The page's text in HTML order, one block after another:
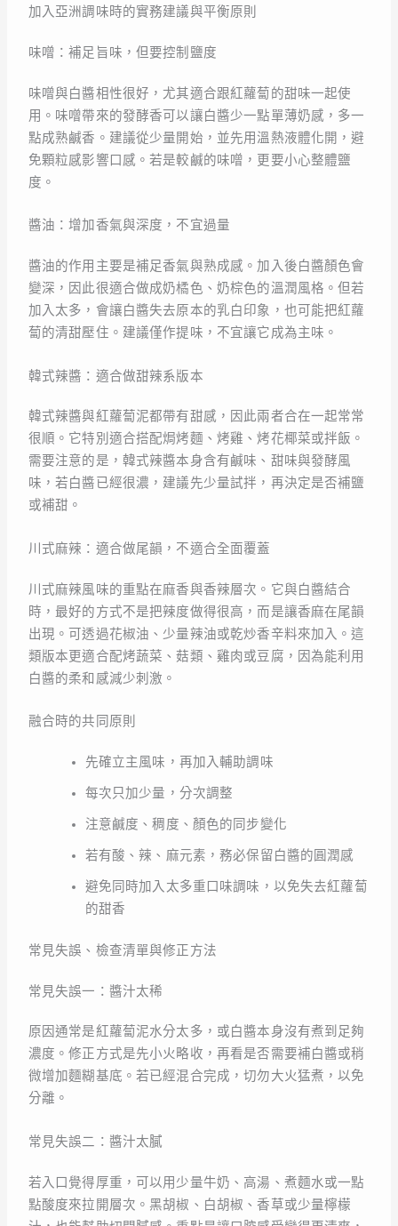
加入亞洲調味時的實務建議與平衡原則
味噌：補足旨味，但要控制鹽度
味噌與白醬相性很好，尤其適合跟紅蘿蔔的甜味一起使
用。味噌帶來的發酵香可以讓白醬少一點單薄奶感，多一
點成熟鹹香。建議從少量開始，並先用溫熱液體化開，避
免顆粒感影響口感。若是較鹹的味噌，更要小心整體鹽
度。
醬油：增加香氣與深度，不宜過量
醬油的作用主要是補足香氣與熟成感。加入後白醬顏色會
變深，因此很適合做成奶橘色、奶棕色的溫潤風格。但若
加入太多，會讓白醬失去原本的乳白印象，也可能把紅蘿
蔔的清甜壓住。建議僅作提味，不宜讓它成為主味。
韓式辣醬：適合做甜辣系版本
韓式辣醬與紅蘿蔔泥都帶有甜感，因此兩者合在一起常常
很順。它特別適合搭配焗烤麵、烤雞、烤花椰菜或拌飯。
需要注意的是，韓式辣醬本身含有鹹味、甜味與發酵風
味，若白醬已經很濃，建議先少量試拌，再決定是否補鹽
或補甜。
川式麻辣：適合做尾韻，不適合全面覆蓋
川式麻辣風味的重點在麻香與香辣層次。它與白醬結合
時，最好的方式不是把辣度做得很高，而是讓香麻在尾韻
出現。可透過花椒油、少量辣油或乾炒香辛料來加入。這
類版本更適合配烤蔬菜、菇類、雞肉或豆腐，因為能利用
白醬的柔和感減少刺激。
融合時的共同原則
先確立主風味，再加入輔助調味
每次只加少量，分次調整
注意鹹度、稠度、顏色的同步變化
若有酸、辣、麻元素，務必保留白醬的圓潤感
避免同時加入太多重口味調味，以免失去紅蘿蔔
的甜香
常見失誤、檢查清單與修正方法
常見失誤一：醬汁太稀
原因通常是紅蘿蔔泥水分太多，或白醬本身沒有煮到足夠
濃度。修正方式是先小火略收，再看是否需要補白醬或稍
微增加麵糊基底。若已經混合完成，切勿大火猛煮，以免
分離。
常見失誤二：醬汁太膩
若入口覺得厚重，可以用少量牛奶、高湯、煮麵水或一點
點酸度來拉開層次。黑胡椒、白胡椒、香草或少量檸檬